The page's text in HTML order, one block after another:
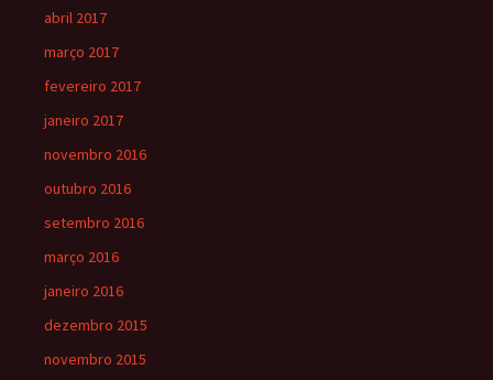
abril 2017
março 2017
fevereiro 2017
janeiro 2017
novembro 2016
outubro 2016
setembro 2016
março 2016
janeiro 2016
dezembro 2015
novembro 2015